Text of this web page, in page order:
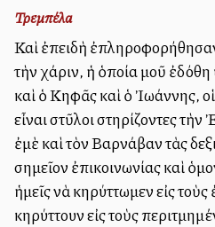
Τρεμπέλα
Καὶ ἐπειδὴ
τὴν χάριν, ἡ ὁποία μοῦ
καὶ ὁ Κηφᾶς καὶ ὁ Ἰωάννης,
εἶναι στῦλοι στηρίζοντες
ἐμὲ καὶ τὸν Βαρνάβαν τὰς
σημεῖον ἐπικοινωνίας καὶ
ἡμεῖς νὰ κηρύττωμεν εἰς τοὺς
κηρύττουν εἰς τοὺς